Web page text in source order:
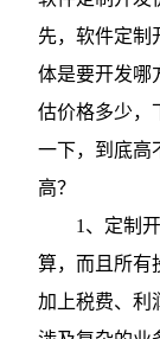
先，软件定制
体是要开发哪
估价格多少，
一下，到底高
高？
1、定制
算，而且所有
加上税费、利